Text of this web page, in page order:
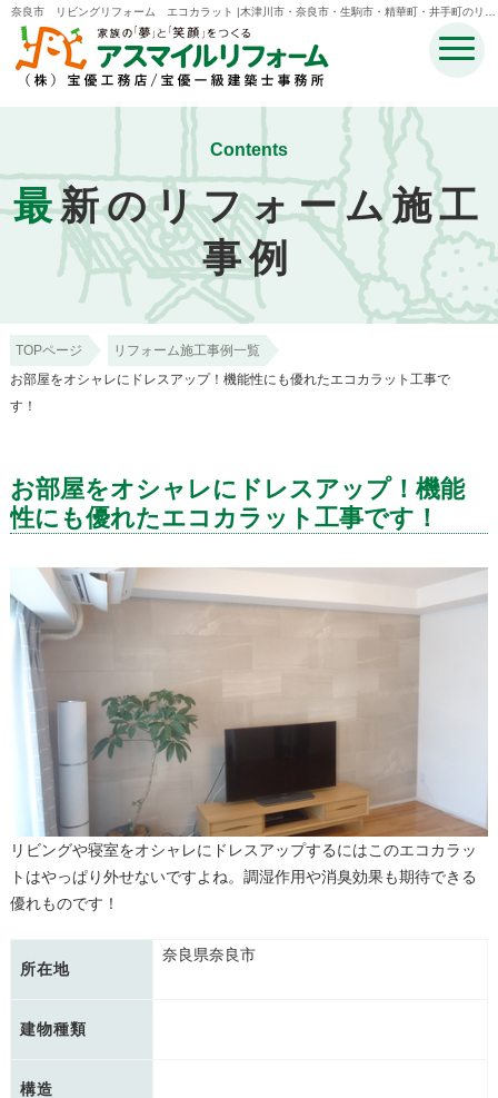
奈良市 リビングリフォーム エコカラット |木津川市・奈良市・生駒市・精華町・井手町のリフ
ォームのことなら宝優工務店アスマイルリフォーム
Contents
最新のリフォーム施工
事例
TOPページ
リフォーム施工事例一覧
お部屋をオシャレにドレスアップ！機能性にも優れたエコカラット工事で
す！
お部屋をオシャレにドレスアップ！機能
性にも優れたエコカラット工事です！
リビングや寝室をオシャレにドレスアップするにはこのエコカラッ
トはやっぱり外せないですよね。調湿作用や消臭効果も期待できる
優れものです！
所在地
奈良県奈良市
建物種類
構造